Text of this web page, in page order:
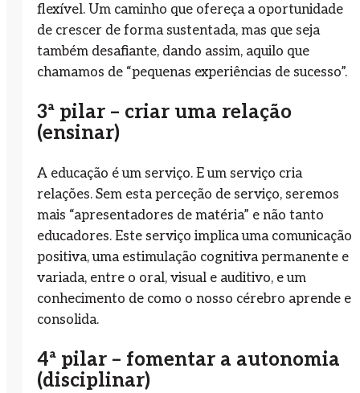
flexível. Um caminho que ofereça a oportunidade
de crescer de forma sustentada, mas que seja
também desafiante, dando assim, aquilo que
chamamos de “pequenas experiências de sucesso”.
3ª pilar – criar uma relação
(ensinar)
A educação é um serviço. E um serviço cria
relações. Sem esta perceção de serviço, seremos
mais “apresentadores de matéria” e não tanto
educadores. Este serviço implica uma comunicação
positiva, uma estimulação cognitiva permanente e
variada, entre o oral, visual e auditivo, e um
conhecimento de como o nosso cérebro aprende e
consolida.
4ª pilar – fomentar a autonomia
(disciplinar)